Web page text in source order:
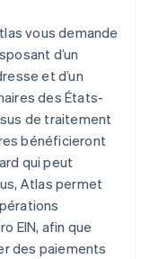
vous demande
d’un
et d’un
des États-
de traitement
bénéficieront
qui peut
Atlas permet
EIN, afin que
des paiements